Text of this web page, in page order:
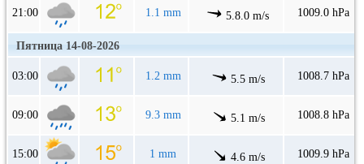
21:00 1.1 mm 5.8.0 m/s 1009.0 hPa
Пятница 14-08-2026
03:00 1.2 mm 5.5 m/s 1008.7 hPa
09:00 9.3 mm 5.1 m/s 1008.8 hPa
15:00 1 mm 4.6 m/s 1009.9 hPa